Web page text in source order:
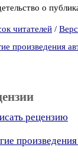
о
читателей /
произведения
рецензию